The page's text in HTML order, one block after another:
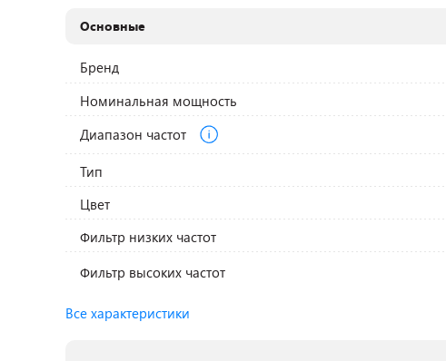
Основные
Бренд
Номинальная мощность
Диапазон частот
Тип
Цвет
Фильтр низких частот
Фильтр высоких частот
Все характеристики